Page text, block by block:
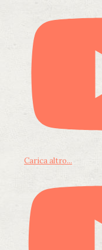
Carica altro...